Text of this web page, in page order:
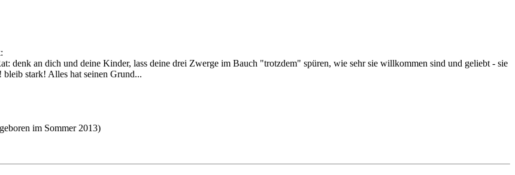
denk an dich und deine Kinder, lass deine drei Zwerge im Bauch "trotzdem" spüren, wie sehr sie willkommen sind und geliebt - sie
bleib stark! Alles hat seinen Grund...
geboren im Sommer 2013)